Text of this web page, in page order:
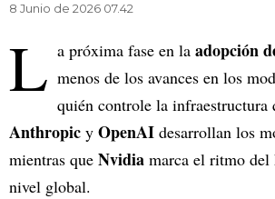
8 Junio de 2026 07.42
L a próxima fase en la adopción
menos de los avances en los
quién controle la infraestructura
Anthropic y OpenAI desarrollan los
mientras que Nvidia marca el ritmo
nivel global.